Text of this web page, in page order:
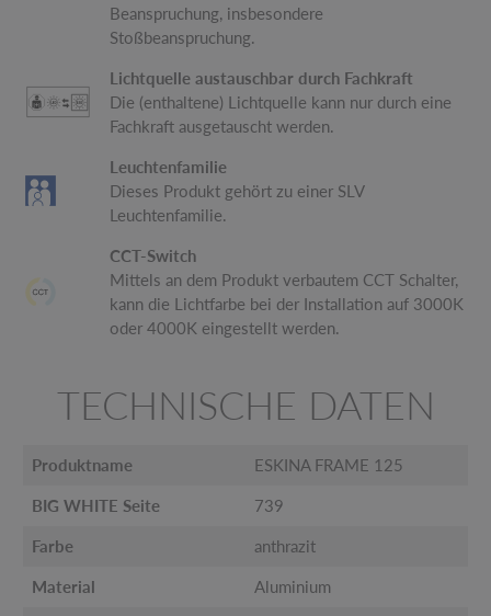
Beanspruchung, insbesondere
Stoßbeanspruchung.
Lichtquelle austauschbar durch Fachkraft
Die (enthaltene) Lichtquelle kann nur durch eine
Fachkraft ausgetauscht werden.
Leuchtenfamilie
Dieses Produkt gehört zu einer SLV
Leuchtenfamilie.
CCT-Switch
Mittels an dem Produkt verbautem CCT Schalter,
kann die Lichtfarbe bei der Installation auf 3000K
oder 4000K eingestellt werden.
TECHNISCHE DATEN
Produktname ESKINA FRAME 125
BIG WHITE Seite 739
Farbe anthrazit
Material Aluminium